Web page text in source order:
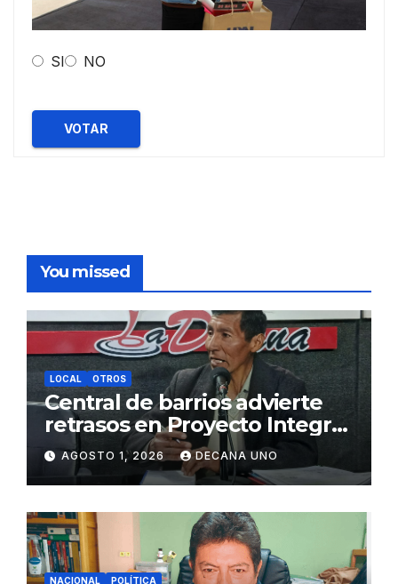
SI NO
VOTAR
You missed
LOCAL OTROS
Central de barrios advierte
retrasos en Proyecto Integral
de Agua y Alcantarillado para
Juliaca
AGOSTO 1, 2026 DECANA UNO
NACIONAL POLÍTICA